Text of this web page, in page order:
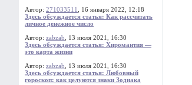
Автор: 271033511
, 16 января 2022, 12:18
Здесь обсуждается статья: Как рассчитать
личное денежное число
Автор: zabzab , 13 июля 2021, 16:30
Здесь обсуждается статья: Хиромантия —
это карта жизни
Автор: zabzab , 13 июля 2021, 16:30
Здесь обсуждается статья: Любовный
гороскоп: как целуются знаки Зодиака